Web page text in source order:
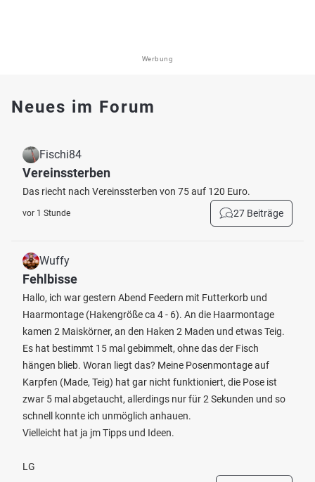
Werbung
Neues im Forum
Fischi84
Vereinssterben
Das riecht nach Vereinssterben von 75 auf 120 Euro.
vor 1 Stunde 27 Beiträge
Wuffy
Fehlbisse
Hallo, ich war gestern Abend Feedern mit Futterkorb und
Haarmontage (Hakengröße ca 4 - 6). An die Haarmontage
kamen 2 Maiskörner, an den Haken 2 Maden und etwas Teig.
Es hat bestimmt 15 mal gebimmelt, ohne das der Fisch
hängen blieb. Woran liegt das? Meine Posenmontage auf
Karpfen (Made, Teig) hat gar nicht funktioniert, die Pose ist
zwar 5 mal abgetaucht, allerdings nur für 2 Sekunden und so
schnell konnte ich unmöglich anhauen.
Vielleicht hat ja jm Tipps und Ideen.
LG